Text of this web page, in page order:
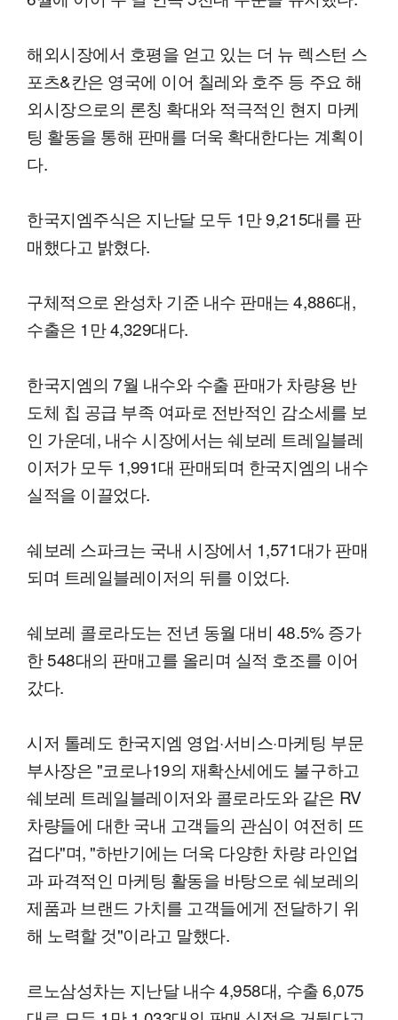
해외시장에서 호평을 얻고 있는 더 뉴 렉스턴 스
포츠&칸은 영국에 이어 칠레와 호주 등 주요 해
외시장으로의 론칭 확대와 적극적인 현지 마케
팅 활동을 통해 판매를 더욱 확대한다는 계획이
다.
한국지엠주식은 지난달 모두 1만 9,215대를 판
매했다고 밝혔다.
구체적으로 완성차 기준 내수 판매는 4,886대,
수출은 1만 4,329대다.
한국지엠의 7월 내수와 수출 판매가 차량용 반
도체 칩 공급 부족 여파로 전반적인 감소세를 보
인 가운데, 내수 시장에서는 쉐보레 트레일블레
이저가 모두 1,991대 판매되며 한국지엠의 내수
실적을 이끌었다.
쉐보레 스파크는 국내 시장에서 1,571대가 판매
되며 트레일블레이저의 뒤를 이었다.
쉐보레 콜로라도는 전년 동월 대비 48.5% 증가
한 548대의 판매고를 올리며 실적 호조를 이어
갔다.
시저 톨레도 한국지엠 영업·서비스·마케팅 부문
부사장은 "코로나19의 재확산세에도 불구하고
쉐보레 트레일블레이저와 콜로라도와 같은 RV
차량들에 대한 국내 고객들의 관심이 여전히 뜨
겁다"며, "하반기에는 더욱 다양한 차량 라인업
과 파격적인 마케팅 활동을 바탕으로 쉐보레의
제품과 브랜드 가치를 고객들에게 전달하기 위
해 노력할 것"이라고 말했다.
르노삼성차는 지난달 내수 4,958대, 수출 6,075